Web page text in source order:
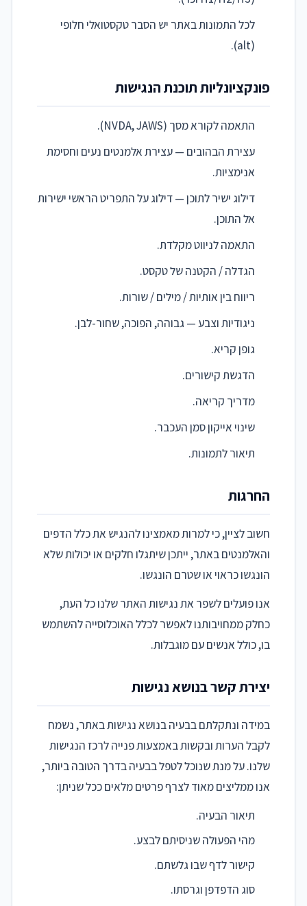
לכל התמונות באתר יש הסבר טקסטואלי חלופי
(alt).
פונקציונליות תוכנת הנגישות
התאמה לקורא מסך (NVDA, JAWS).
עצירת הבהובים — עצירת אלמנטים נעים וחסימת
אנימציות.
דילוג ישיר לתוכן — דילוג על התפריט הראשי ישירות
אל התוכן.
התאמה לניווט מקלדת.
הגדלה / הקטנה של טקסט.
ריווח בין אותיות / מילים / שורות.
ניגודיות וצבע — גבוהה, הפוכה, שחור-לבן.
גופן קריא.
הדגשת קישורים.
מדריך קריאה.
שינוי אייקון סמן העכבר.
תיאור לתמונות.
החרגות
חשוב לציין, כי למרות מאמצינו להנגיש את כלל הדפים
והאלמנטים באתר, ייתכן שיתגלו חלקים או יכולות שלא
הונגשו כראוי או שטרם הונגשו.
אנו פועלים לשפר את נגישות האתר שלנו כל העת,
כחלק ממחויבותנו לאפשר לכלל האוכלוסייה להשתמש
בו, כולל אנשים עם מוגבלות.
יצירת קשר בנושא נגישות
במידה ונתקלתם בבעיה בנושא נגישות באתר, נשמח
לקבל הערות ובקשות באמצעות פנייה לרכז הנגישות
שלנו. על מנת שנוכל לטפל בבעיה בדרך הטובה ביותר,
אנו ממליצים מאוד לצרף פרטים מלאים ככל שניתן:
תיאור הבעיה.
מהי הפעולה שניסיתם לבצע.
קישור לדף שבו גלשתם.
סוג הדפדפן וגרסתו.